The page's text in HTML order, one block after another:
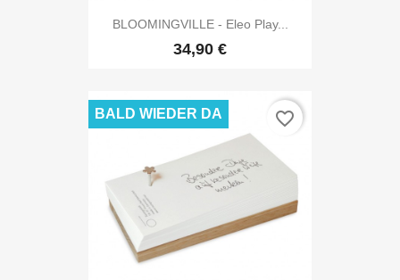
BLOOMINGVILLE - Eleo Play...
34,90 €
BALD WIEDER DA favorite_border